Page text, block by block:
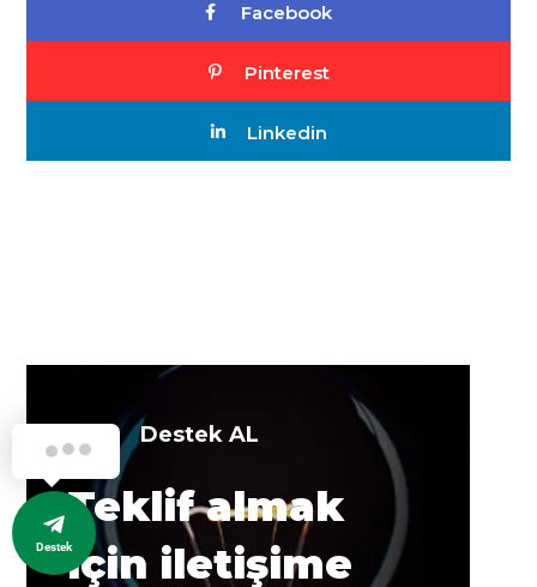
Facebook
Pinterest
Linkedin
Destek AL
Teklif almak
için iletişime
Destek